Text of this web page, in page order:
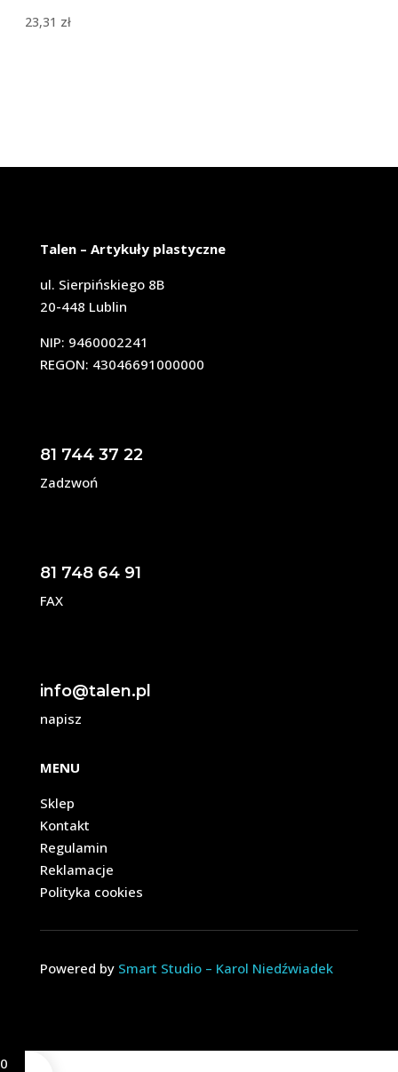
23,31 zł
Talen – Artykuły plastyczne
ul. Sierpińskiego 8B
20-448 Lublin
NIP: 9460002241
REGON: 43046691000000
81 744 37 22
Zadzwoń
81 748 64 91
FAX
info@talen.pl
napisz
MENU
Sklep
Kontakt
Regulamin
Reklamacje
Polityka cookies
Powered by Smart Studio – Karol Niedźwiadek
0